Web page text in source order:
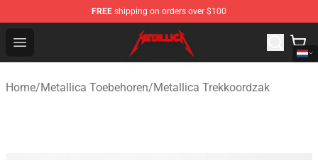
FREE shipping on orders over $100
Open menu
Metallica Store - Official Metallica Merchandise Shop
Home/Metallica Toebehoren/Metallica Trekkoordzak